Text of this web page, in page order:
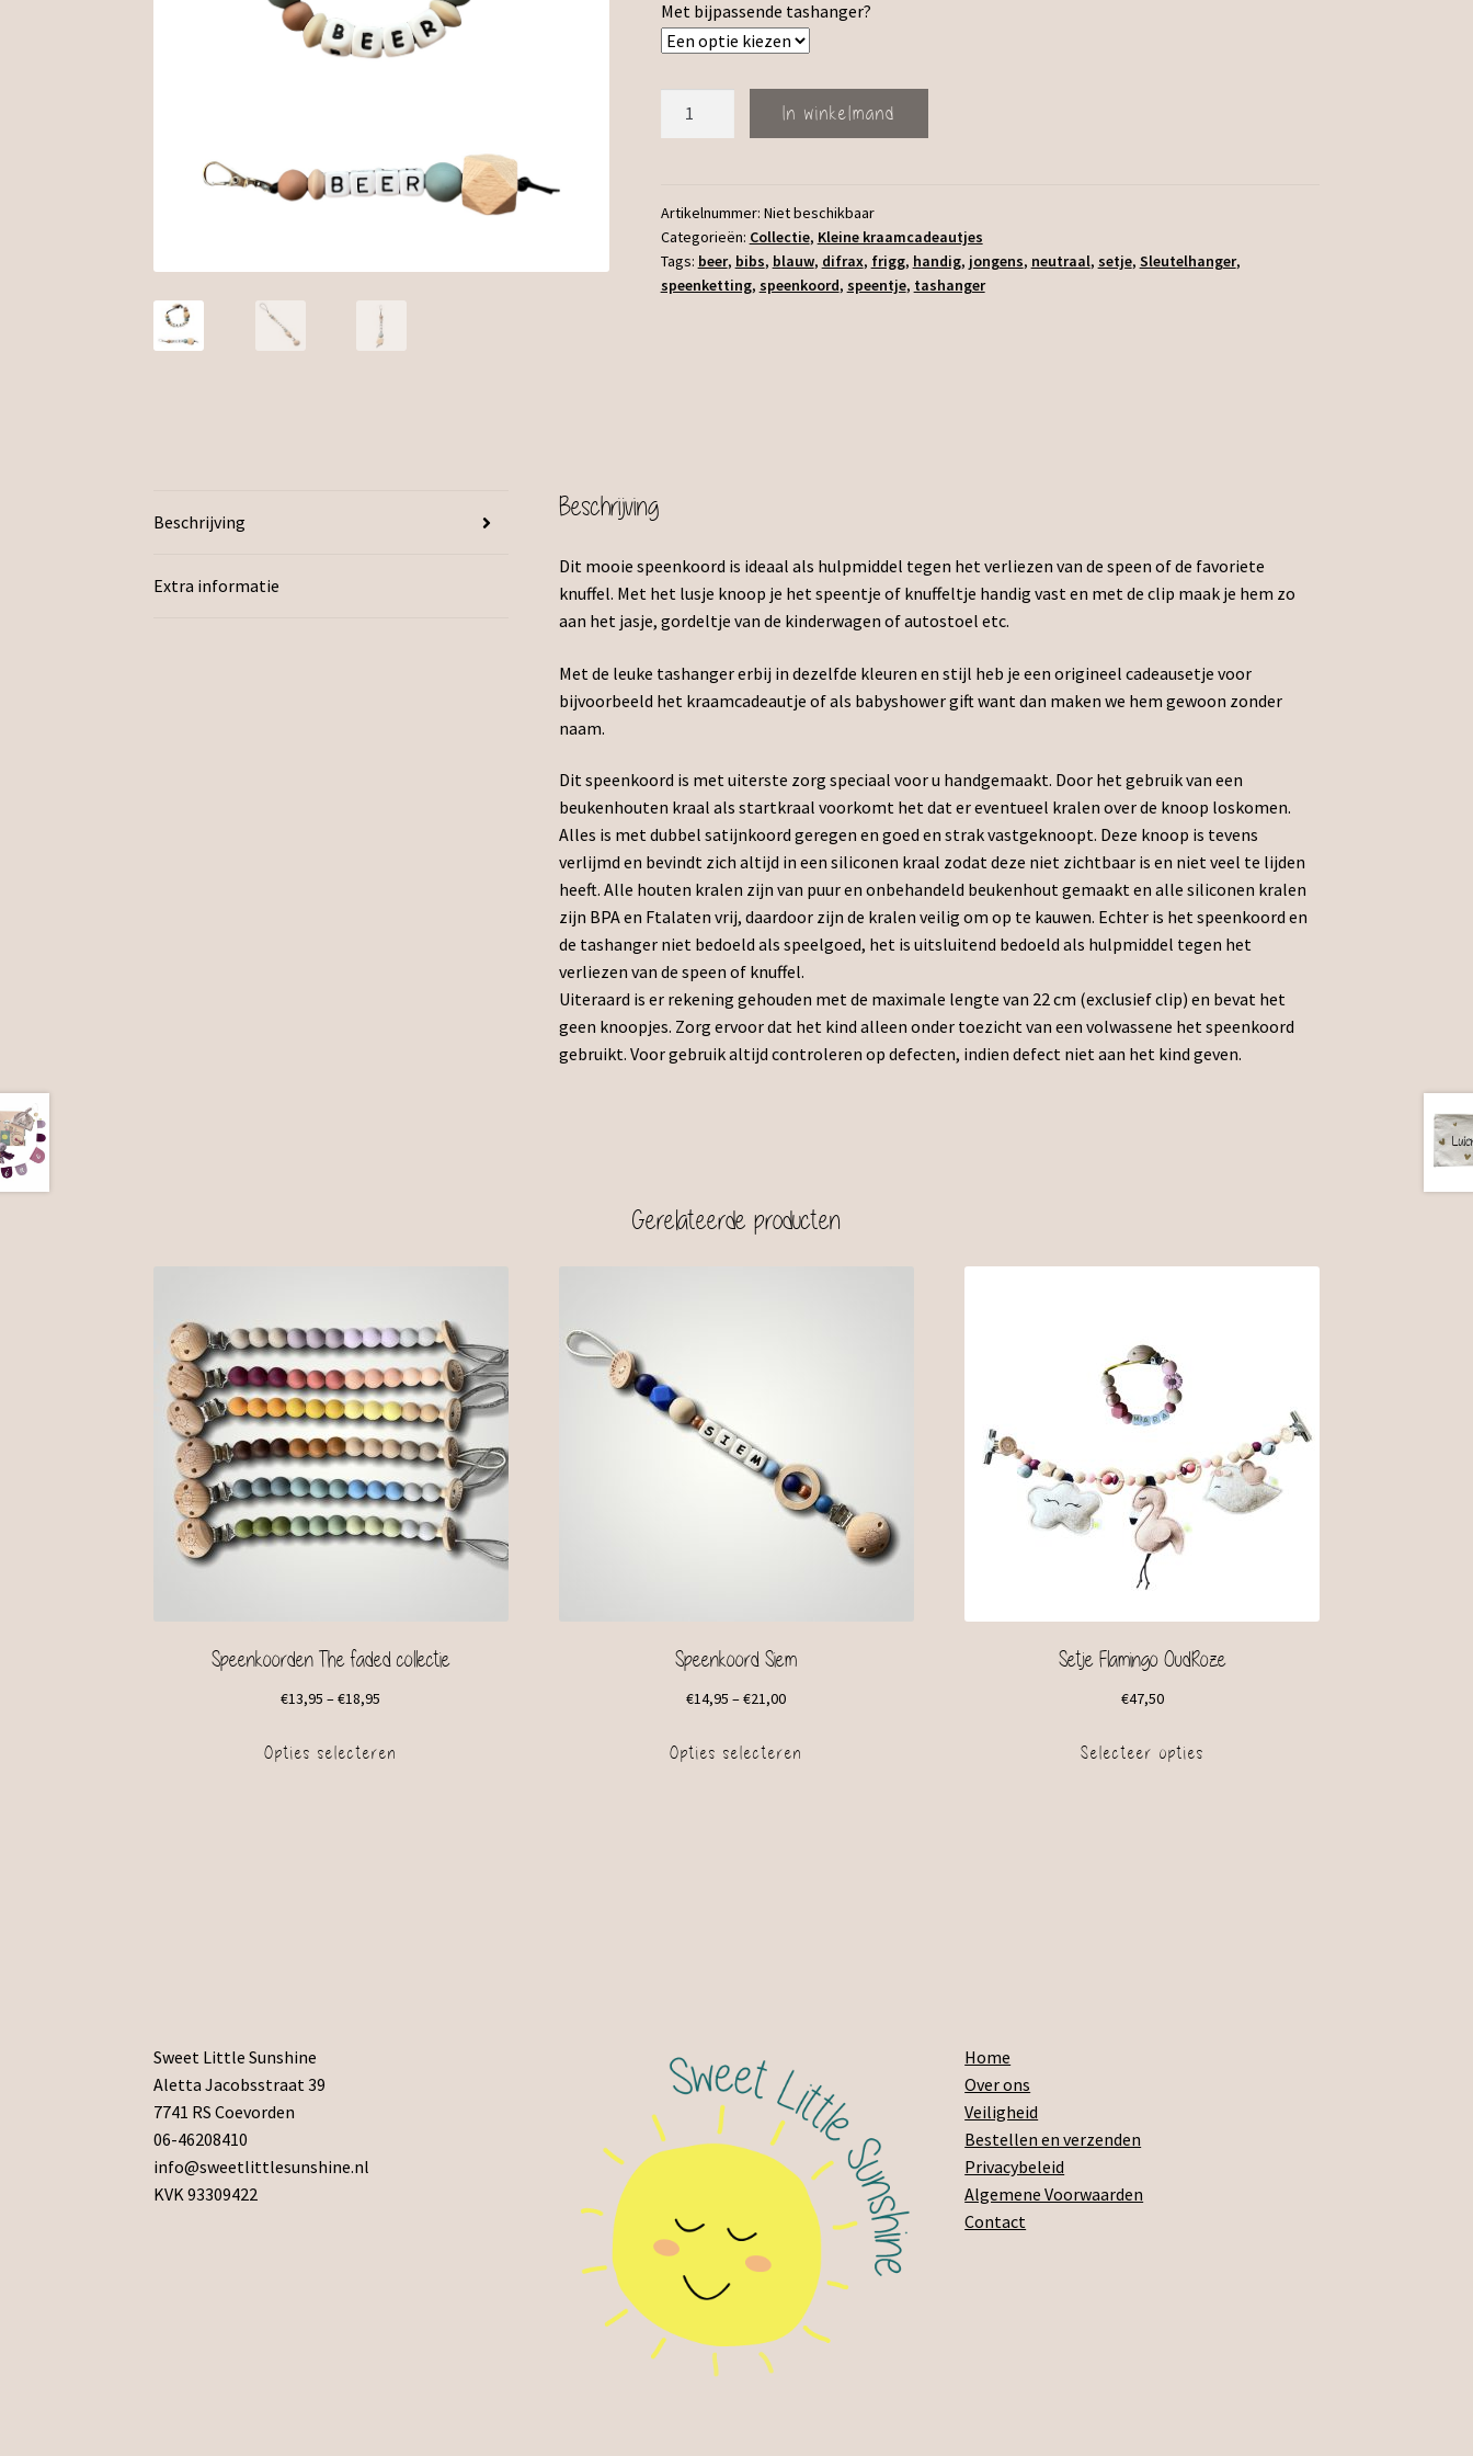
Met bijpassende tashanger?
In winkelmand
Artikelnummer: Niet beschikbaar
Categorieën: Collectie, Kleine kraamcadeautjes
Tags: beer, bibs, blauw, difrax, frigg, handig, jongens, neutraal, setje, Sleutelhanger,
speenketting, speenkoord, speentje, tashanger
Beschrijving
Extra informatie
Beschrijving
Dit mooie speenkoord is ideaal als hulpmiddel tegen het verliezen van de speen of de favoriete
knuffel. Met het lusje knoop je het speentje of knuffeltje handig vast en met de clip maak je hem zo
aan het jasje, gordeltje van de kinderwagen of autostoel etc.
Met de leuke tashanger erbij in dezelfde kleuren en stijl heb je een origineel cadeausetje voor
bijvoorbeeld het kraamcadeautje of als babyshower gift want dan maken we hem gewoon zonder
naam.
Dit speenkoord is met uiterste zorg speciaal voor u handgemaakt. Door het gebruik van een
beukenhouten kraal als startkraal voorkomt het dat er eventueel kralen over de knoop loskomen.
Alles is met dubbel satijnkoord geregen en goed en strak vastgeknoopt. Deze knoop is tevens
verlijmd en bevindt zich altijd in een siliconen kraal zodat deze niet zichtbaar is en niet veel te lijden
heeft. Alle houten kralen zijn van puur en onbehandeld beukenhout gemaakt en alle siliconen kralen
zijn BPA en Ftalaten vrij, daardoor zijn de kralen veilig om op te kauwen. Echter is het speenkoord en
de tashanger niet bedoeld als speelgoed, het is uitsluitend bedoeld als hulpmiddel tegen het
verliezen van de speen of knuffel.
Uiteraard is er rekening gehouden met de maximale lengte van 22 cm (exclusief clip) en bevat het
geen knoopjes. Zorg ervoor dat het kind alleen onder toezicht van een volwassene het speenkoord
gebruikt. Voor gebruik altijd controleren op defecten, indien defect niet aan het kind geven.
Gerelateerde producten
Speenkoorden The faded collectie
€13,95 –€18,95
Opties selecteren
Speenkoord Siem
€14,95 –€21,00
Opties selecteren
Setje Flamingo OudRoze
€47,50
Selecteer opties
Sweet Little Sunshine
Aletta Jacobsstraat 39
7741 RS Coevorden
06-46208410
info@sweetlittlesunshine.nl
KVK 93309422
Home
Over ons
Veiligheid
Bestellen en verzenden
Privacybeleid
Algemene Voorwaarden
Contact